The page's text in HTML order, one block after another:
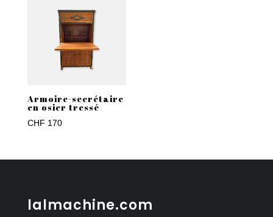
Armoire-secrétaire
en osier tressé
CHF 170
lalmachine.com